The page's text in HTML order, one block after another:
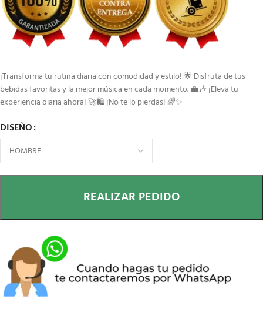
¡Transforma tu rutina diaria con comodidad y estilo! 🌟 Disfruta de tus
bebidas favoritas y la mejor música en cada momento. 💼🎶 ¡Eleva tu
experiencia diaria ahora! 🚀🛍️ ¡No te lo pierdas! 🌈✨
DISEÑO
REALIZAR PEDIDO